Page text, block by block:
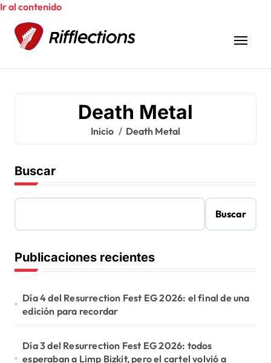
Ir al contenido
Death Metal
Inicio Death Metal
Buscar
Buscar
Publicaciones recientes
Día 4 del Resurrection Fest EG 2026: el final de una
edición para recordar
Día 3 del Resurrection Fest EG 2026: todos
esperaban a Limp Bizkit, pero el cartel volvió a